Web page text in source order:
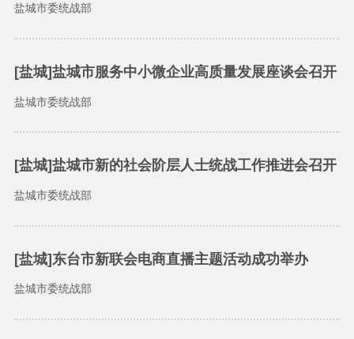
盐城市委统战部
[盐城]盐城市服务中小微企业高质量发展座谈会召开
盐城市委统战部
[盐城]盐城市新的社会阶层人士统战工作推进会召开
盐城市委统战部
[盐城]东台市新联会电商直播主题活动成功举办
盐城市委统战部